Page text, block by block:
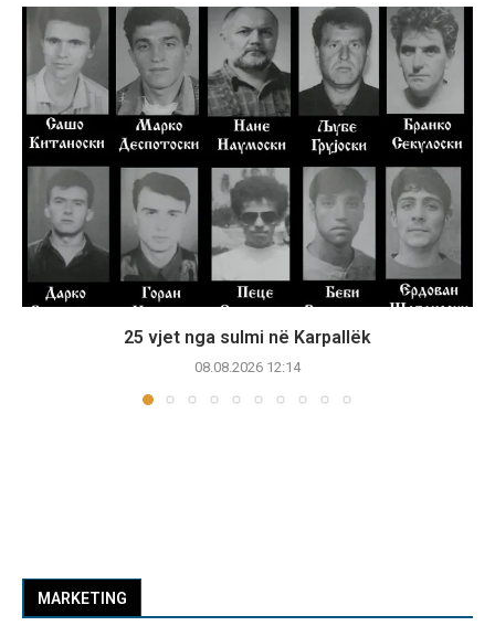
25 vjet nga sulmi në Karpallëk
08.08.2026 12:14
MARKETING